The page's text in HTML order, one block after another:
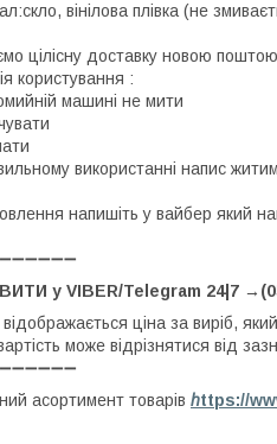
вінілова плівка (не
цілісну доставку новою
користування :
машині не мити
використанні напис
напишіть у вайбер який
у VIBER/Telegram 24|7
відображається ціна за виріб,
може відрізнятися від
асортимент товарів https://